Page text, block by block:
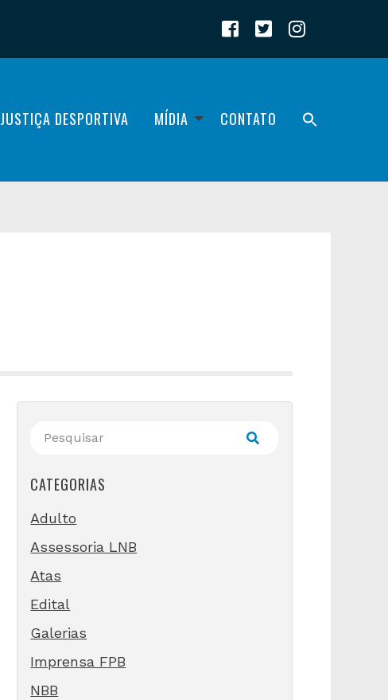
JUSTIÇA DESPORTIVA MÍDIA CONTATO
CATEGORIAS
Adulto
Assessoria LNB
Atas
Edital
Galerias
Imprensa FPB
NBB